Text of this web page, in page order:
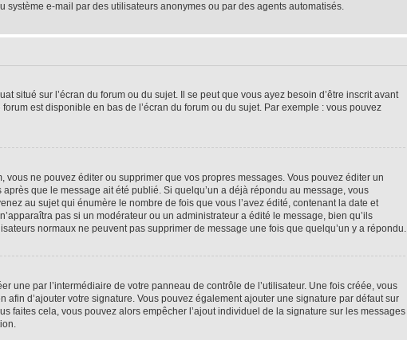
e-mail par des utilisateurs anonymes ou par des agents automatisés.
situé sur l’écran du forum ou du sujet. Il se peut que vous ayez besoin d’être inscrit avant
est disponible en bas de l’écran du forum ou du sujet. Par exemple : vous pouvez
ne pouvez éditer ou supprimer que vos propres messages. Vous pouvez éditer un
que le message ait été publié. Si quelqu’un a déjà répondu au message, vous
au sujet qui énumère le nombre de fois que vous l’avez édité, contenant la date et
pas si un modérateur ou un administrateur a édité le message, bien qu’ils
normaux ne peuvent pas supprimer de message une fois que quelqu’un y a répondu.
une par l’intermédiaire de votre panneau de contrôle de l’utilisateur. Une fois créée, vous
afin d’ajouter votre signature. Vous pouvez également ajouter une signature par défaut sur
faites cela, vous pouvez alors empêcher l’ajout individuel de la signature sur les messages